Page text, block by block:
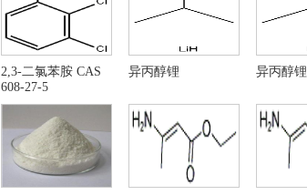
邻二氯苯
3-氯苯硼酸
间氯碘苯
4-硝基苯胺
(3R,3AS,6AR)-六氢呋喃并[2,3-B]呋喃-3-醇
固体甲醇镁
乙二醇二甲醚
2,3-二氯苯胺 CAS
608-27-5
异丙醇锂 异丙醇锂